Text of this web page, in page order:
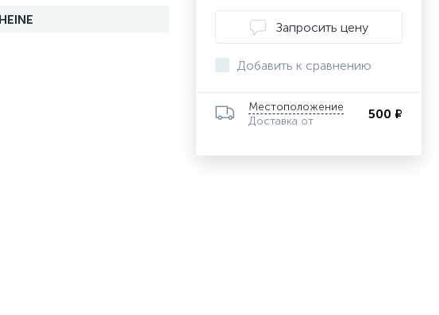
HEINE Запросить цену
Добавить к сравнению
Местоположение
Доставка от
500 ₽